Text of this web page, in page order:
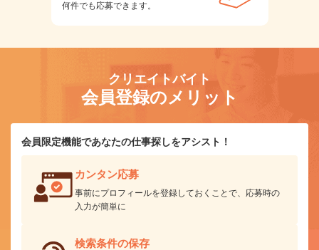
何件でも応募できます。
クリエイトバイト
会員登録のメリット
会員限定機能であなたの仕事探しをアシスト！
カンタン応募
事前にプロフィールを登録しておくことで、応募時の
入力が簡単に
検索条件の保存